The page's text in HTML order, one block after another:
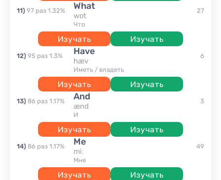
11) 97 раз 1.32% what
wɒt
что
Изучать Изучать
27
12) 95 раз 1.3% have
hæv
иметь / владеть
Изучать Изучать
6
13) 86 раз 1.17% and
ænd
и
Изучать Изучать
3
14) 86 раз 1.17% me
miː
мне
Изучать Изучать
49